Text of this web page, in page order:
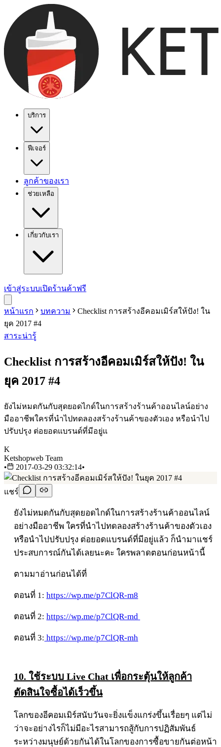
บริการ
ฟีเจอร์
ลูกค้าของเรา
ช่วยเหลือ
เกี่ยวกับเรา
เข้าสู่ระบบเปิดร้านค้าฟรี
หน้าแรก บทความ
Checklist การสร้างอีคอมเมิร์สให้ปัง! ใน
ยุค 2017 #4
สาระน่ารู้
Checklist การสร้างอีคอมเมิร์สให้ปัง! ใน
ยุค 2017 #4
ยังไม่หมดกันกับสุดยอดไกด์ในการสร้างร้านค้าออนไลน์อย่าง
มืออาชีพใครที่นำไปทดลองสร้างร้านค้าของตัวเอง หรือนำไป
ปรับปรุง ต่อยอดแบรนด์ที่มีอยู่แ
K
Ketshopweb Team
•
2017-03-29 03:32:14•
แชร์
ยังไม่หมดกันกับสุดยอดไกด์ในการสร้างร้านค้าออนไลน์
อย่างมืออาชีพ ใครที่นำไปทดลองสร้างร้านค้าของตัวเอง
หรือนำไปปรับปรุง ต่อยอดแบรนด์ที่มีอยู่แล้ว ก็นำมาแชร์
ประสบการณ์กันได้เลยนะคะ ใครพลาดตอนก่อนหน้านี้
ตามมาอ่านก่อนได้ที่
ตอนที่ 1: https://wp.me/p7ClQR-m8
ตอนที่ 2: https://wp.me/p7ClQR-md
ตอนที่ 3: https://wp.me/p7ClQR-mh
10. ใช้ระบบ Live Chat เพื่อกระตุ้นให้ลูกค้า
ตัดสินใจซื้อได้เร็วขึ้น
โลกของอีคอมเมิร์สนับวันจะยิ่งแข็งแกร่งขึ้นเรื่อยๆ แต่ไม่
ว่าจะอย่างไรก็ไม่มีอะไรสามารถสู้กับการปฏิสัมพันธ์
ระหว่างมนุษย์ด้วยกันได้ในโลกของการซื้อขายกันต่อหน้า